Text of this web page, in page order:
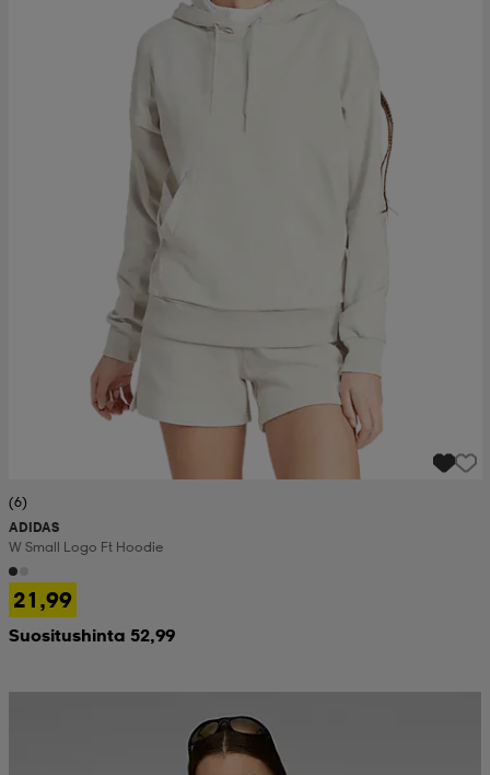
(6)
ADIDAS
W Small Logo Ft Hoodie
21,99
Suositushinta 52,99